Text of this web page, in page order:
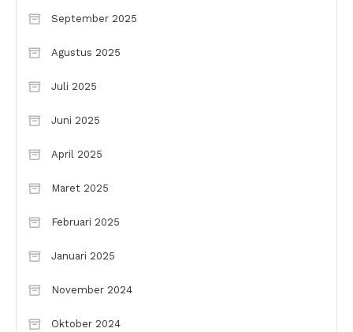
September 2025
Agustus 2025
Juli 2025
Juni 2025
April 2025
Maret 2025
Februari 2025
Januari 2025
November 2024
Oktober 2024